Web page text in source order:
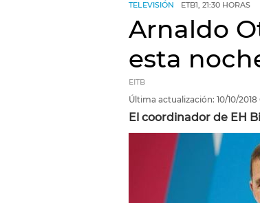
TELEVISIÓN ETB1, 21:30 HORAS
Arnaldo
esta
EITB
Última actualización: 10/10/2018
El coordinador de EH